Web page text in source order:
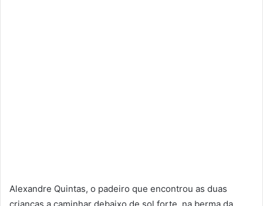
Alexandre Quintas, o padeiro que encontrou as duas